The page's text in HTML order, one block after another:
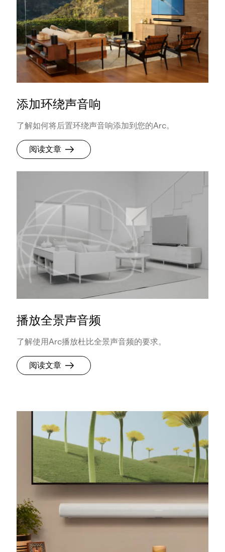
添加环绕声音响
了解如何将后置环绕声音响添加到您的Arc。
阅读文章
播放全景声音频
了解使用Arc播放杜比全景声音频的要求。
阅读文章